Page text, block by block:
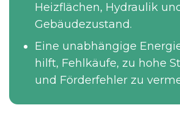
Heizflächen, Hydraulik
Gebäudezustand.
Eine unabhängige
hilft, Fehlkäufe, zu hohe
und Förderfehler zu